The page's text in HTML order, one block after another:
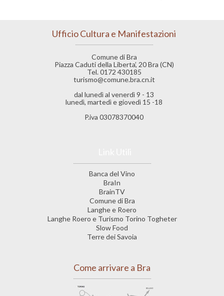
Ufficio Cultura e Manifestazioni
Comune di Bra
Piazza Caduti della Liberta’, 20 Bra (CN)
Tel. 0172 430185
turismo@comune.bra.cn.it
dal lunedì al venerdì 9 - 13
lunedì, martedì e giovedì 15 -18
P.iva 03078370040
Banca del Vino
BraIn
BrainTV
Comune di Bra
Langhe e Roero
Langhe Roero e Turismo Torino Togheter
Slow Food
Terre dei Savoia
Come arrivare a Bra